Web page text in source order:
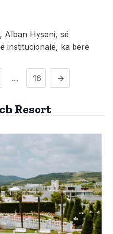
Alban Hyseni, së
institucionalë, ka bërë
… 16
Resort